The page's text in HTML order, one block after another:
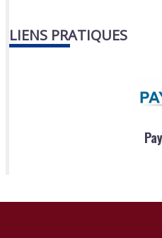
LIENS PRATIQUES